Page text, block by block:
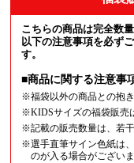
こちらの商品は完全数
以下の注意事項を必ず
す。
■商品に関する注意事
※福袋以外の商品との抱
※KIDSサイズの福袋販売
※記載の販売数量は、若
※選手直筆サイン色紙は
のが入る場合がござい